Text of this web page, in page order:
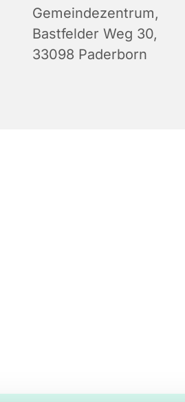
Gemeindezentrum,
Bastfelder Weg 30,
33098 Paderborn